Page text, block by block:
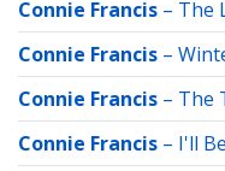
Connie Francis – The
Connie Francis –
Connie Francis – The
Connie Francis – I'll